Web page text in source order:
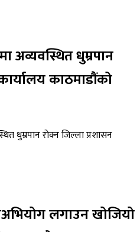
अव्यवस्थित धुम्रपान
काठमाडौंको
लगाउन खोजियो